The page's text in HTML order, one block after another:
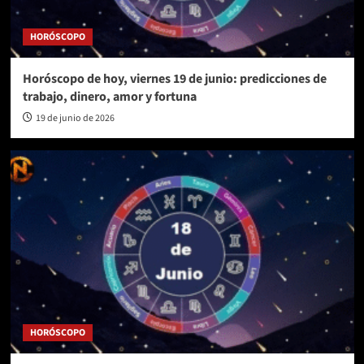
HORÓSCOPO
Horóscopo de hoy, viernes 19 de junio: predicciones de
trabajo, dinero, amor y fortuna
19 de junio de 2026
HORÓSCOPO